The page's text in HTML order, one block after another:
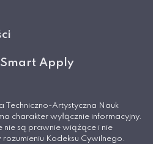
Smart Apply
Techniczno-Artystyczna Nauk
charakter wyłącznie informacyjny.
nie są prawnie wiążące i nie
Kodeksu Cywilnego.